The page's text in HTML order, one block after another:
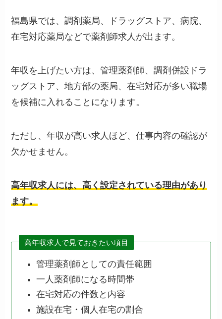
福島県では、調剤薬局、ドラッグストア、病院、
在宅対応薬局などで薬剤師求人が出ます。
年収を上げたい方は、管理薬剤師、調剤併設ドラ
ッグストア、地方部の薬局、在宅対応が多い職場
を候補に入れることになります。
ただし、年収が高い求人ほど、仕事内容の確認が
欠かせません。
高年収求人には、高く設定されている理由があり
ます。
高年収求人で見ておきたい項目
管理薬剤師としての責任範囲
一人薬剤師になる時間帯
在宅対応の件数と内容
施設在宅・個人在宅の割合